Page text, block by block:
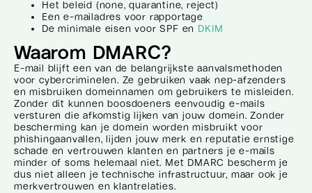
Het beleid (none, quarantine, reject)
Een e-mailadres voor rapportage
De minimale eisen voor SPF en DKIM
Waarom DMARC?
E-mail blijft een van de belangrijkste aanvalsmethoden
voor cybercriminelen. Ze gebruiken vaak nep-afzenders
en misbruiken domeinnamen om gebruikers te misleiden.
Zonder dit kunnen boosdoeners eenvoudig e-mails
versturen die afkomstig lijken van jouw domein. Zonder
bescherming kan je domein worden misbruikt voor
phishingaanvallen, lijden jouw merk en reputatie ernstige
schade en vertrouwen klanten en partners je e-mails
minder of soms helemaal niet. Met DMARC bescherm je
dus niet alleen je technische infrastructuur, maar ook je
merkvertrouwen en klantrelaties.